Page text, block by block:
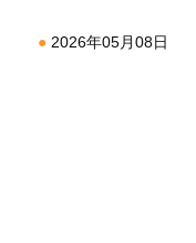
2026年05月08日